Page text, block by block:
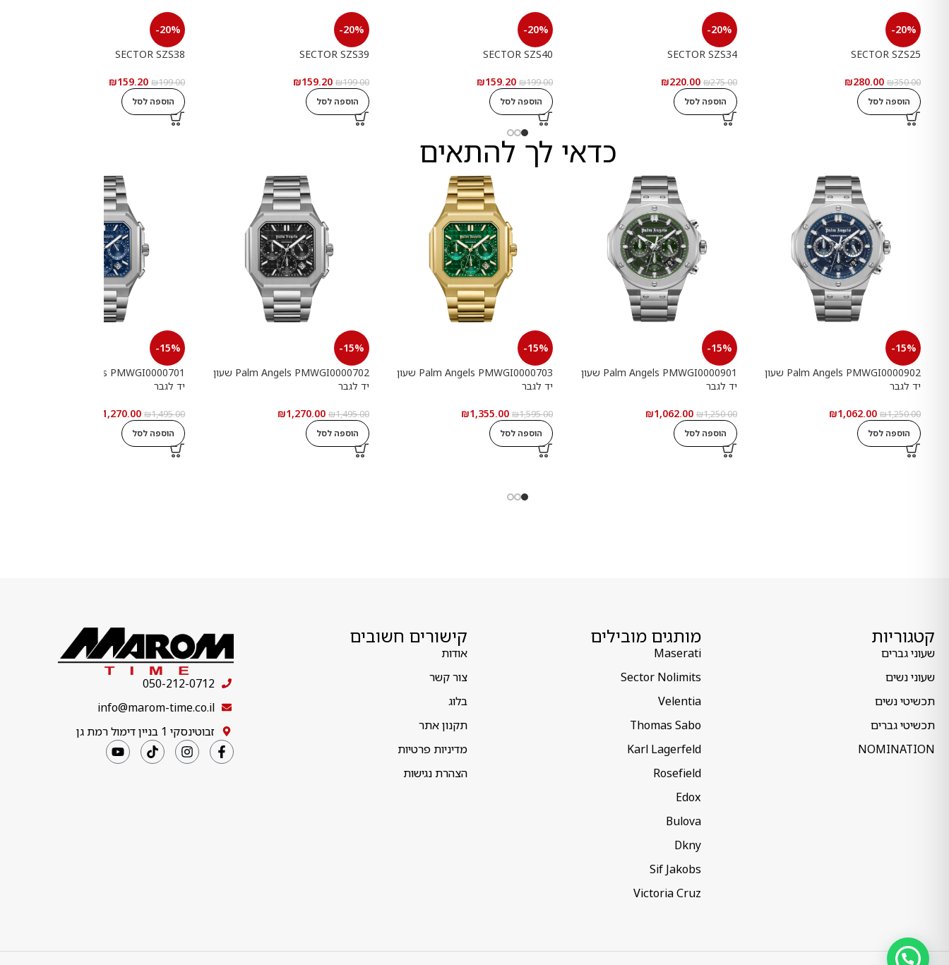
-20%
SECTOR SZS25
₪350.00
₪280.00
הוספה לסל
-20%
SECTOR SZS34
₪275.00
₪220.00
הוספה לסל
-20%
SECTOR SZS40
₪199.00
₪159.20
הוספה לסל
-20%
SECTOR SZS39
₪199.00
₪159.20
הוספה לסל
-20%
SECTOR SZS38
₪199.00
₪159.20
הוספה לסל
כדאי לך להתאים
-15%
Palm Angels PMWGI0000902 שעון
יד לגבר
₪1,250.00
₪1,062.00
הוספה לסל
-15%
Palm Angels PMWGI0000901 שעון
יד לגבר
₪1,250.00
₪1,062.00
הוספה לסל
-15%
Palm Angels PMWGI0000703 שעון
יד לגבר
₪1,595.00
₪1,355.00
הוספה לסל
-15%
Palm Angels PMWGI0000702 שעון
יד לגבר
₪1,495.00
₪1,270.00
הוספה לסל
-15%
יד לגבר
₪1,495.00
1,270.00
הוספה לסל
קטגוריות
שעוני גברים
שעוני נשים
תכשיטי נשים
תכשיטי גברים
NOMINATION
מותגים מובילים
Maserati
Sector Nolimits
Velentia
Thomas Sabo
Karl Lagerfeld
Rosefield
Edox
Bulova
Dkny
Sif Jakobs
Victoria Cruz
קישורים חשובים
אודות
צור קשר
בלוג
תקנון אתר
מדיניות פרטיות
הצהרת נגישות
050-212-0712
info@marom-time.co.il
זבוטינסקי 1 בניין דימול רמת גן